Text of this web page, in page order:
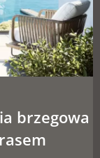
brzegowa